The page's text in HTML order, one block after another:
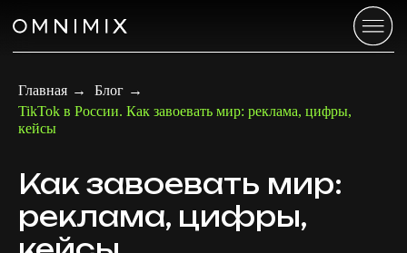
Главная → Блог →
TikTok в России. Как завоевать мир: реклама, цифры,
кейсы
Как завоевать мир:
реклама, цифры,